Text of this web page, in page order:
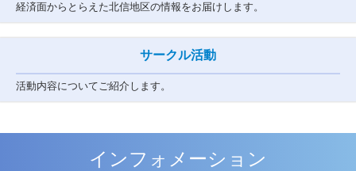
経済面からとらえた北信地区の情報をお届けします。
サークル活動
活動内容についてご紹介します。
インフォメーション